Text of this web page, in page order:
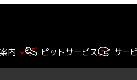
内 ピットサービス サー